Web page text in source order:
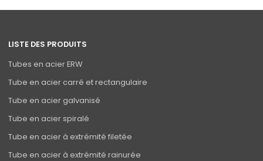
LISTE DES PRODUITS
Tubes en acier ERW
Tube en acier carré et rectangulaire
Tube en acier galvanisé
Tube en acier spiralé
Tube en acier à extrémité filetée
Tube en acier à extrémité rainurée